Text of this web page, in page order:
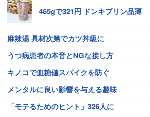
465gで321円 ドンキプリン品薄
麻辣湯 具材次第でカツ丼級に
うつ病患者の本音とNGな接し方
キノコで血糖値スパイクを防ぐ
メンタルに良い影響を与える趣味
「モテるためのヒント」326人に